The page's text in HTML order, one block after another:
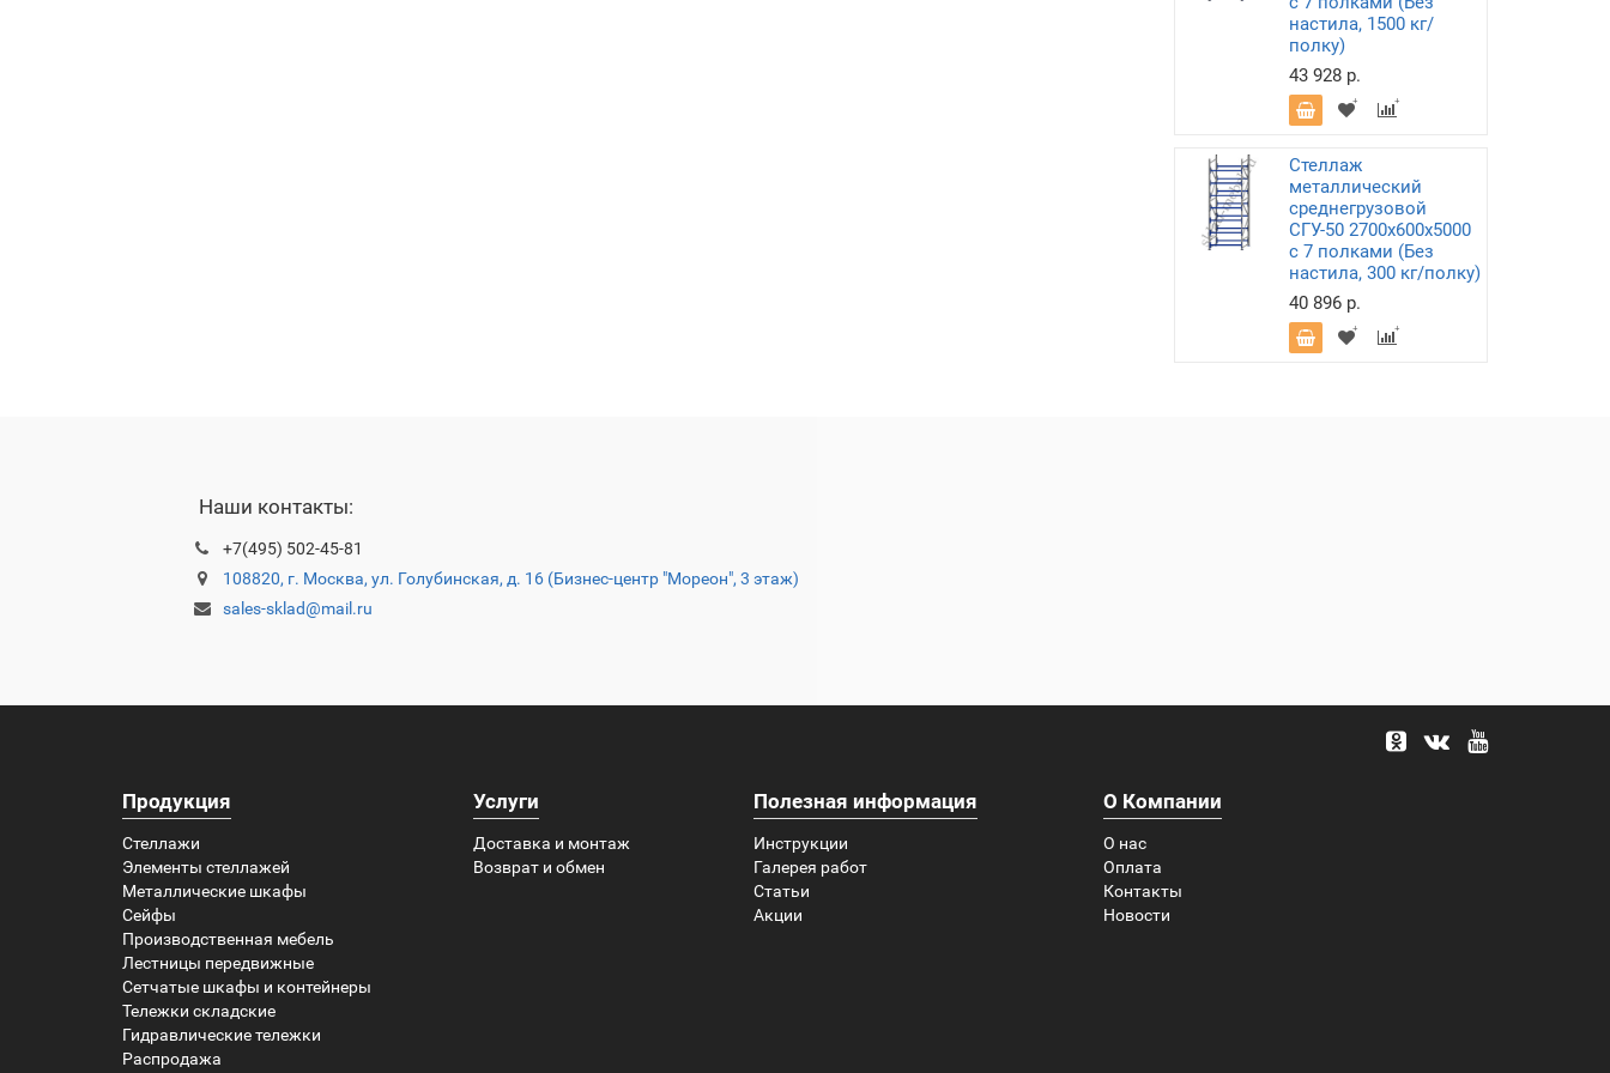
настила, 1500 кг/
полку)
43 928 р.
Стеллаж
металлический
среднегрузовой
СГУ-50 2700х600х5000
с 7 полками (Без
настила, 300 кг/полку)
40 896 р.
Наши контакты:
+7(495) 502-45-81
108820, г. Москва, ул. Голубинская, д. 16 (Бизнес-центр "Мореон", 3 этаж)
sales-sklad@mail.ru
Продукция
Стеллажи
Элементы стеллажей
Металлические шкафы
Сейфы
Производственная мебель
Лестницы передвижные
Сетчатые шкафы и контейнеры
Тележки складские
Гидравлические тележки
Распродажа
Услуги
Доставка и монтаж
Возврат и обмен
Полезная информация
Инструкции
Галерея работ
Статьи
Акции
О Компании
О нас
Оплата
Контакты
Новости